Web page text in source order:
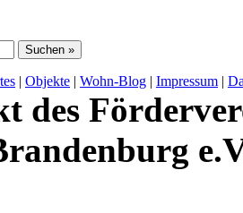
| Objekte | Wohn-Blog | Impressum |
des